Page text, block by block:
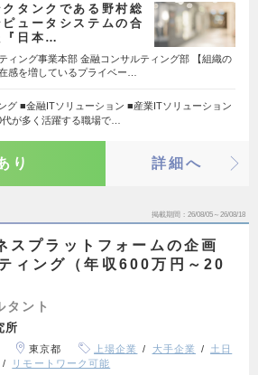
タンクである野村総
ュータシステムの合
『日本…
ィング事業本部 金融コンサルティング部 【組織の
感を増しているプライベー…
グ ■金融ITソリューション ■産業ITソリューション
が多く活躍する職場で…
り 詳細へ
掲載期間 26/08/05～26/08/18
スプラットフォームの企画
ィング（年収600万円～20
タント
所
東京都 上場企業 大手企業
土日
リモートワーク可能